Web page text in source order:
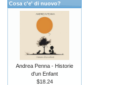
Cosa c'e' di nuovo?
Andrea Penna - Historie
d'un Enfant
$18.24